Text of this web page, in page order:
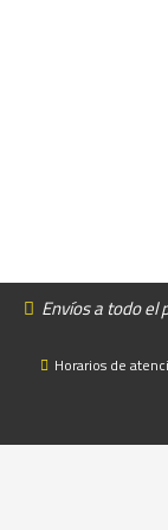
Envíos a todo el
Horarios de